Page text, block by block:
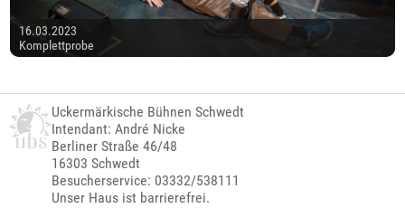
16.03.2023
Komplettprobe
Uckermärkische Bühnen Schwedt
Intendant: André Nicke
Berliner Straße 46/48
16303 Schwedt
Besucherservice: 03332/538111
Unser Haus ist barrierefrei.